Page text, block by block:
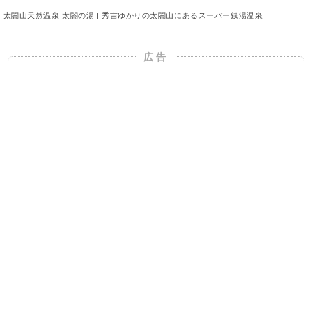
太閤山天然温泉 太閤の湯 | 秀吉ゆかりの太閤山にあるスーパー銭湯温泉